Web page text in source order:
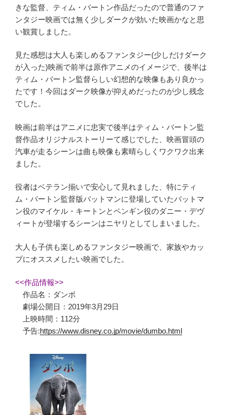
きな監督、ティム・バートン作品だったので普通のファ
ンタジー映画では無く少しダークが効いた映画かなと思
い観賞しました。
見た感想は大人も楽しめるファンタジー(少しだけダーク
が入った)映画で前半は原作アニメのイメージで、後半は
ティム・バートン監督らしい幻想的な映像もあり良かっ
たです！今回はダーク映像が抑えめだったのが少し残念
でした。
映画は前半はアニメに忠実で後半はティム・バートン監
督作品オリジナルストーリーて感じでした、映画冒頭の
汽車が走るシーンは曲も映像も素晴らしくワクワク出来
ました。
役者はベテラン揃いで安心して見れました、特にティ
ム・バートン監督版バットマンに登場していたバットマ
ン役のマイケル・キートンとペンギン役のダニー・デヴ
ィートが登場するシーンはニヤリとしてしまいました。
大人も子供も楽しめるファンタジー映画で、家族やカッ
プにオススメしたい映画でした。
<<作品情報>>
作品名：ダンボ
劇場公開日：2019年3月29日
上映時間：112分
予告:https://www.disney.co.jp/movie/dumbo.html